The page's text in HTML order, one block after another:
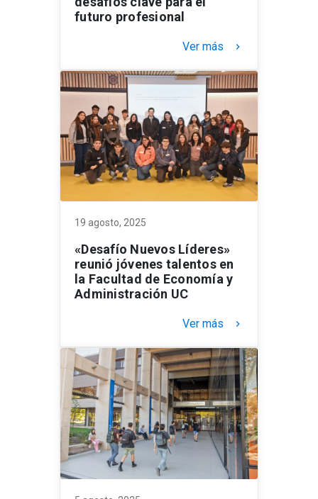
futuro profesional
Ver más keyboard_arrow_right
19 agosto, 2025
«Desafío Nuevos Líderes»
reunió jóvenes talentos en
la Facultad de Economía y
Administración UC ​
Ver más keyboard_arrow_right